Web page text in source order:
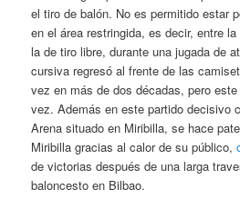
el tiro de balón. No es permitido estar
en el área restringida, es decir, entre
la de tiro libre, durante una jugada de
cursiva regresó al frente de las
vez en más de dos décadas, pero
vez. Además en este partido decisivo
Arena situado en Miribilla, se hace
Miribilla gracias al calor de su público,
de victorias después de una larga
baloncesto en Bilbao.